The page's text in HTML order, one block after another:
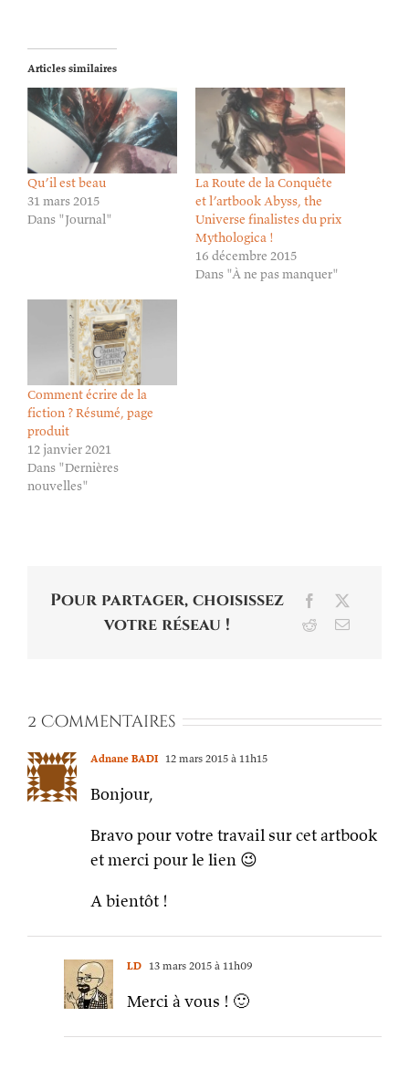
Articles similaires
Qu’il est beau
31 mars 2015
Dans "Journal"
La Route de la Conquête
et l’artbook Abyss, the
Universe finalistes du prix
Mythologica !
16 décembre 2015
Dans "À ne pas manquer"
Comment écrire de la
fiction ? Résumé, page
produit
12 janvier 2021
Dans "Dernières
nouvelles"
Pour partager, choisissez
votre réseau !
Facebook
RedditEmail
2 Commentaires
Adnane BADI 12 mars 2015 à 11h15
Bonjour,
Bravo pour votre travail sur cet artbook
et merci pour le lien 😉
A bientôt !
LD 13 mars 2015 à 11h09
Merci à vous ! 🙂